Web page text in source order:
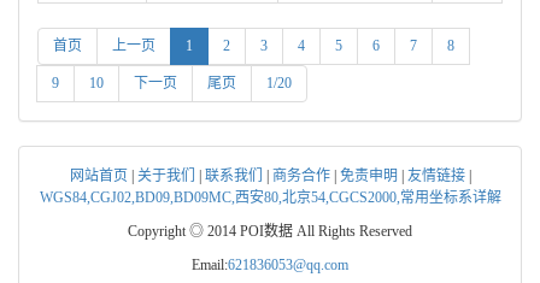
首页 上一页 1 2 3 4 5 6 7 8
9 10 下一页 尾页 1/20
网站首页 关于我们 联系我们 商务合作| 免责申明 友情链接|
WGS84,CGJ02,BD09,BD09MC,西安80,北京54,CGCS2000,常用坐标系详解
Copyright ◎ 2014 POI数据 All Rights Reserved
Email:621836053@qq.com